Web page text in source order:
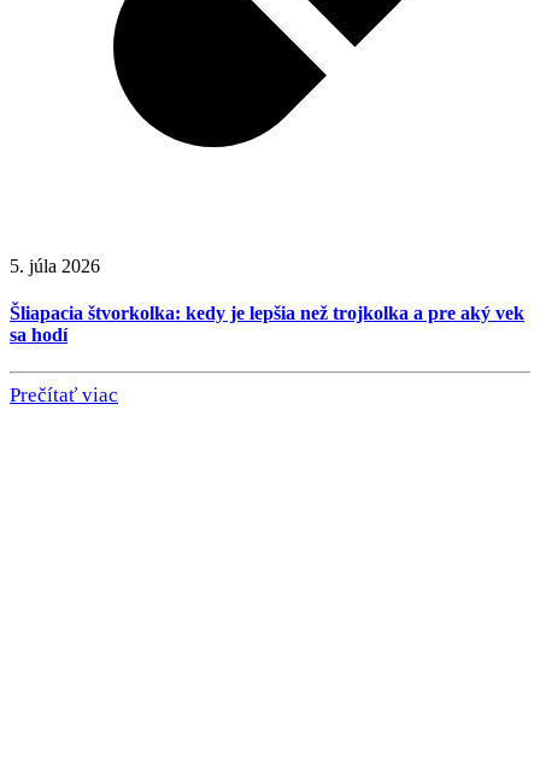
5. júla 2026
Šliapacia štvorkolka: kedy je lepšia než trojkolka a pre aký vek
sa hodí
Prečítať viac